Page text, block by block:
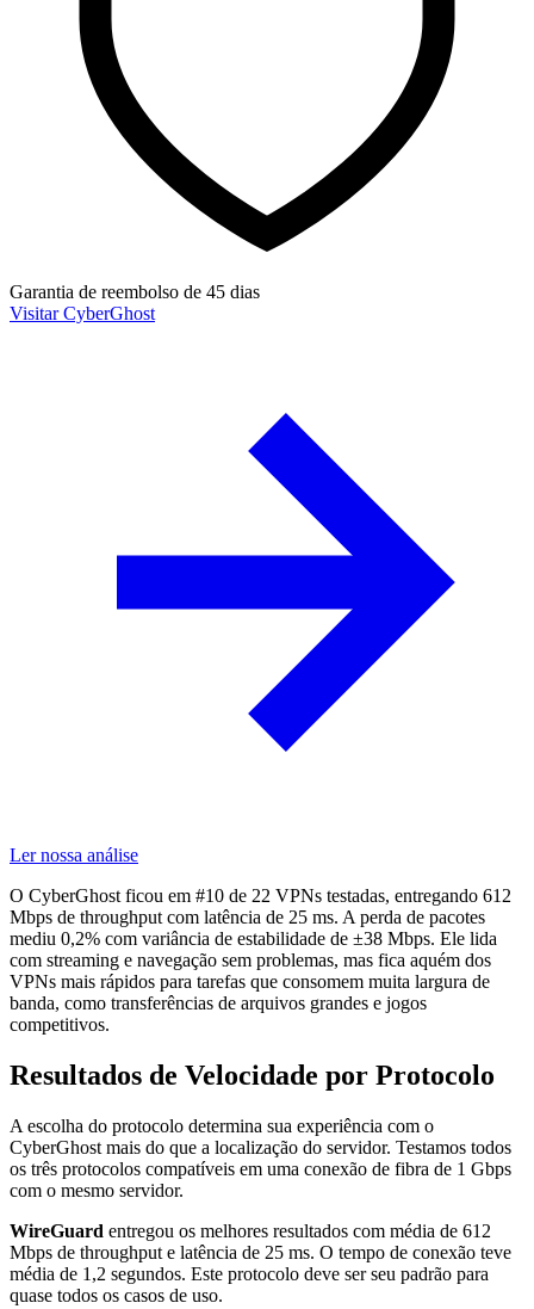
Garantia de reembolso de 45 dias
Visitar CyberGhost
Ler nossa análise
O CyberGhost ficou em #10 de 22 VPNs testadas, entregando 612
Mbps de throughput com latência de 25 ms. A perda de pacotes
mediu 0,2% com variância de estabilidade de ±38 Mbps. Ele lida
com streaming e navegação sem problemas, mas fica aquém dos
VPNs mais rápidos para tarefas que consomem muita largura de
banda, como transferências de arquivos grandes e jogos
competitivos.
Resultados de Velocidade por Protocolo
A escolha do protocolo determina sua experiência com o
CyberGhost mais do que a localização do servidor. Testamos todos
os três protocolos compatíveis em uma conexão de fibra de 1 Gbps
com o mesmo servidor.
WireGuard entregou os melhores resultados com média de 612
Mbps de throughput e latência de 25 ms. O tempo de conexão teve
média de 1,2 segundos. Este protocolo deve ser seu padrão para
quase todos os casos de uso.